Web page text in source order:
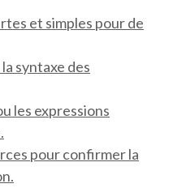
et simples pour de
syntaxe des
les expressions
pour confirmer la